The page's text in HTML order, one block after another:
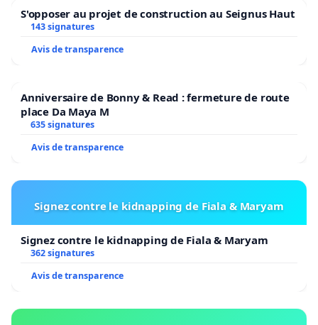
S'opposer au projet de construction au Seignus Haut
143 signatures
Avis de transparence
Anniversaire de Bonny & Read : fermeture de route
place Da Maya M
635 signatures
Avis de transparence
Signez contre le kidnapping de Fiala & Maryam
Signez contre le kidnapping de Fiala & Maryam
362 signatures
Avis de transparence